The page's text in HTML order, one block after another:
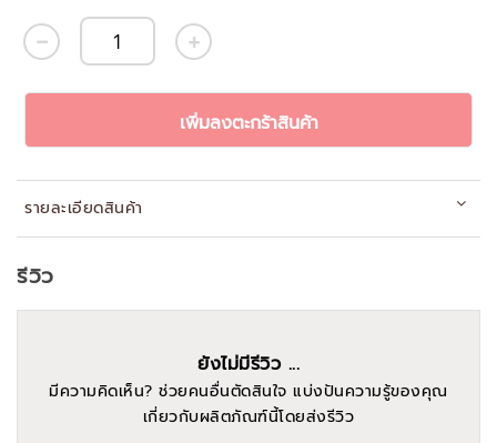
เพิ่มลงตะกร้าสินค้า
รายละเอียดสินค้า
รีวิว
ยังไม่มีรีวิว ...
มีความคิดเห็น? ช่วยคนอื่นตัดสินใจ แบ่งปันความรู้ของคุณ
เกี่ยวกับผลิตภัณฑ์นี้โดยส่งรีวิว